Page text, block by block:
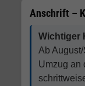
Anschrift –
Wichtiger
Ab
Umzug an